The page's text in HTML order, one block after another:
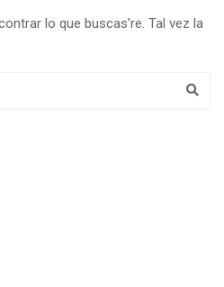
lo que buscas’re. Tal vez la